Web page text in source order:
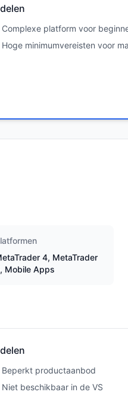
Complexe platform voor
Hoge minimumvereisten voor
4, MetaTrader
Mobile Apps
Beperkt productaanbod
Niet beschikbaar in de VS